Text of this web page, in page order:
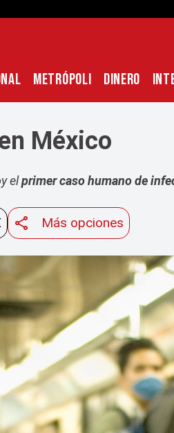
METRÓPOLI DINERO
México
elprimer caso humano de
Más opciones